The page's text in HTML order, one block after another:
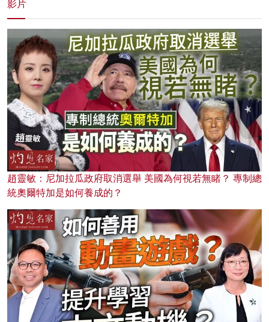
影片
趙靈敏：尼加拉瓜政府取消選舉 美國為何視若無睹？ 專制總
統奧爾特加是如何養成的？